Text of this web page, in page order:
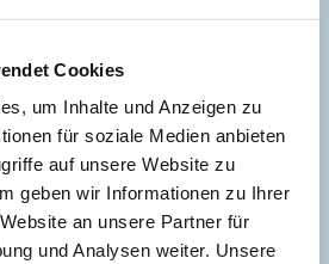
Cookies
um Inhalte und Anzeigen zu
für soziale Medien anbieten
auf unsere Website zu
geben wir Informationen zu Ihrer
an unsere Partner für
und Analysen weiter. Unsere
Service